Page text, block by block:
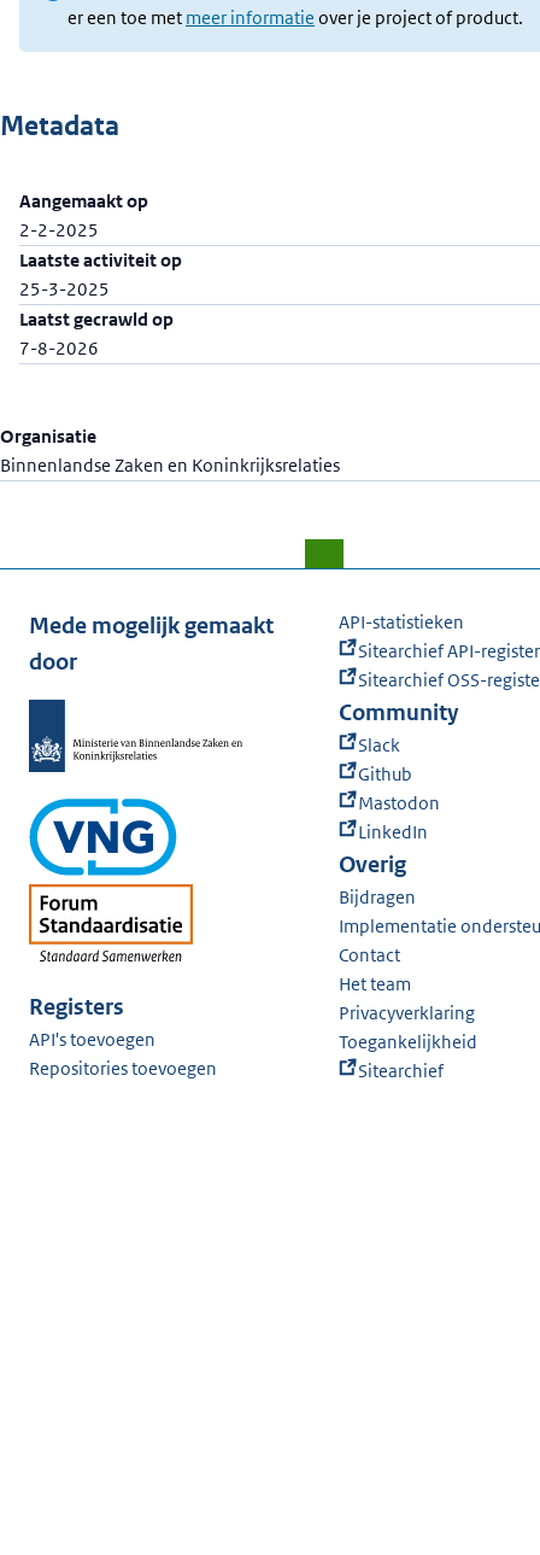
Organisatie
Binnenlandse Zaken en Koninkrijksrelaties
er een toe met meer informatie over je project of product.
Metadata
Aangemaakt op
2-2-2025
Laatste activiteit op
25-3-2025
Laatst gecrawld op
7-8-2026
Mede mogelijk gemaakt
door
Registers
API's toevoegen
Repositories toevoegen
API-statistieken
Sitearchief API-register
Sitearchief OSS-
Community
Slack
Github
Mastodon
LinkedIn
Overig
Bijdragen
Implementatie
Contact
Het team
Privacyverklaring
Toegankelijkheid
Sitearchief